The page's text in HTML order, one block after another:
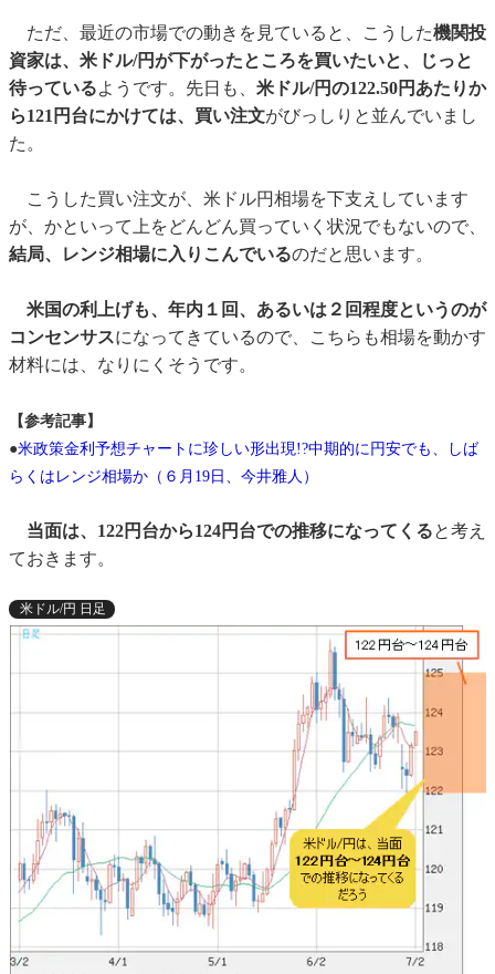
ただ、最近の市場での動きを見ていると、こうした機関投
資家は、米ドル/円が下がったところを買いたいと、じっと
待っているようです。先日も、 米ドル/円の122.50円あたりか
ら121円台にかけては、買い注文がびっしりと並んでいまし
た。
こうした買い注文が、米ドル円相場を下支えしています
が、かといって上をどんどん買っていく状況でもないので、
結局、レンジ相場に入りこんでいるのだと思います。
米国の利上げも、年内１回、あるいは２回程度というのが
コンセンサスになってきているので、こちらも相場を動かす
材料には、なりにくそうです。
【参考記事】
●米政策金利予想チャートに珍しい形出現!?中期的に円安でも、しば
らくはレンジ相場か（６月19日、今井雅人）
当面は、122円台から124円台での推移になってくると考え
ておきます。
米ドル/円 日足